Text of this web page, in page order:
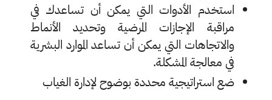
استخدم الأدوات التي يمكن أن تساعدك في
مراقبة الإجازات المرضية وتحديد الأنماط
والاتجاهات التي يمكن أن تساعد الموارد البشرية
في معالجة المشكلة.
ضع استراتيجية محددة بوضوح لإدارة الغياب